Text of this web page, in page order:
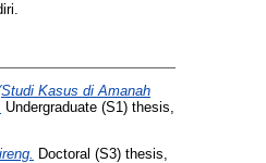
Kasus di Amanah
Undergraduate (S1) thesis,
Doctoral (S3) thesis,